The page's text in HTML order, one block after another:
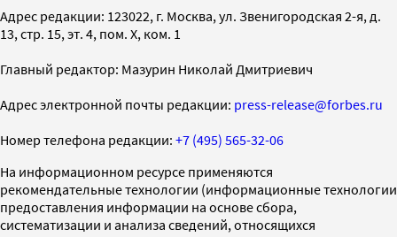
Адрес редакции: 123022, г. Москва, ул. Звенигородская 2-я, д.
13, стр. 15, эт. 4, пом. X, ком. 1
Главный редактор: Мазурин Николай Дмитриевич
Адрес электронной почты редакции: press-release@forbes.ru
Номер телефона редакции: +7 (495) 565-32-06
На информационном ресурсе применяются
рекомендательные технологии (информационные технологии
предоставления информации на основе сбора,
систематизации и анализа сведений, относящихся